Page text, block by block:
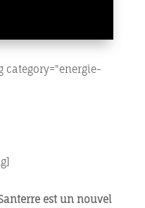
category="energie-
est un nouvel